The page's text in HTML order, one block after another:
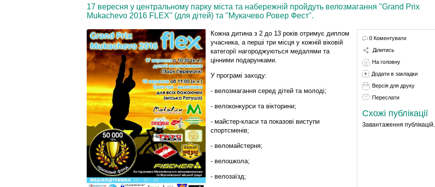
17 вересня у центральному парку міста та набережній пройдуть велозмагання "Grand Prix
Mukachevo 2016 FLEX" (для дітей) та "Мукачево Ровер Фест".
Кожна дитина з 2 до 13 років отримує диплом
учасника, а перші три місця у кожній віковій
категорії нагороджуються медалями та
цінними подарунками.
У програмі заходу:
- велозмагання серед дітей та молоді;
- велоконкурси та вікторини;
- майстер-класи та показові виступи
спортсменів;
- веломайстерня;
- велошкола;
- велозаїзд;
0 Коментувати
Ділитись
На головну
Додати в закладки
Версія для друку
Переслати
Схожі публікації
Завантаження публікацій...